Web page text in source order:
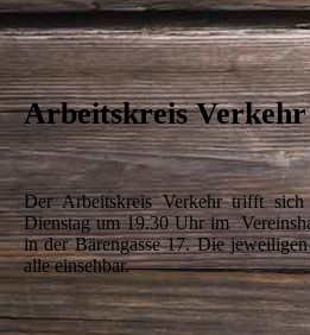
Arbeitskreis
Der Arbeitskreis Verkehr trifft
Dienstag um 19.30 Uhr im
in der Bärengasse 17. Die
alle einsehbar.